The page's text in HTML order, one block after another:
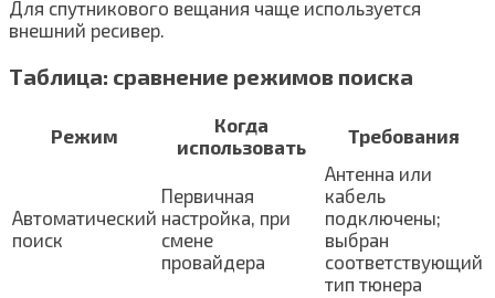
Для спутникового вещания чаще используется
внешний ресивер.
Таблица: сравнение режимов поиска
Режим
Когда
использовать
Требования
Автоматический
поиск
Первичная
настройка, при
смене
провайдера
Антенна или
кабель
подключены;
выбран
соответствующий
тип тюнера